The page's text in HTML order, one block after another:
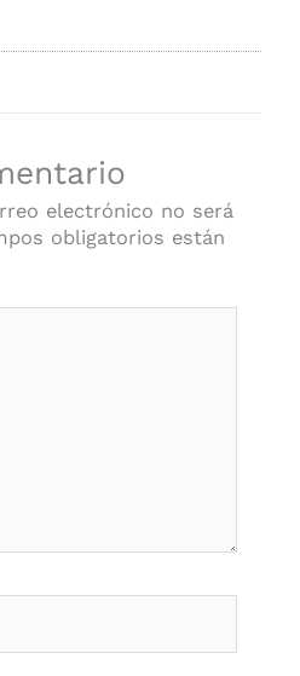
electrónico no será
obligatorios están